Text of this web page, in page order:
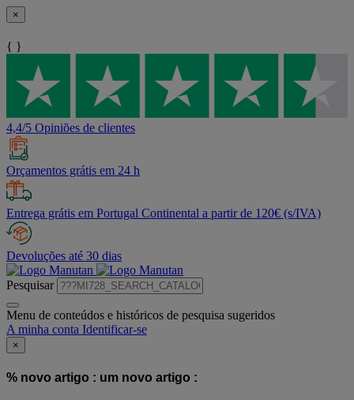
×
{ }
4,4/5 Opiniões de clientes
Orçamentos grátis em 24 h
Entrega grátis em Portugal Continental a partir de 120€ (s/IVA)
Devoluções até 30 dias
Pesquisar
Menu de conteúdos e históricos de pesquisa sugeridos
A minha conta Identificar-se
×
% novo artigo : um novo artigo :